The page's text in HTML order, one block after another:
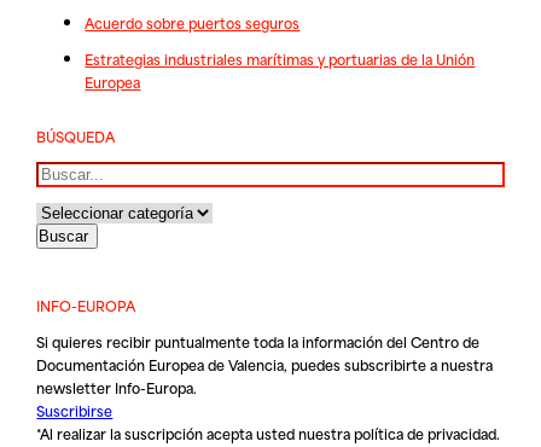
Acuerdo sobre puertos seguros
Estrategias industriales marítimas y portuarias de la Unión
Europea
BÚSQUEDA
Buscar
INFO-EUROPA
Si quieres recibir puntualmente toda la información del Centro de
Documentación Europea de Valencia, puedes subscribirte a nuestra
newsletter Info-Europa.
Suscribirse
*Al realizar la suscripción acepta usted nuestrapolítica de privacidad.